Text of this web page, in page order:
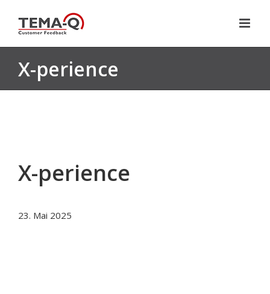
Inhalt
springen
X-perience
X-perience
23. Mai 2025